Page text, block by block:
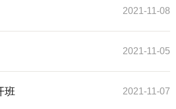
2021-11-08
2021-11-05
班 2021-11-07